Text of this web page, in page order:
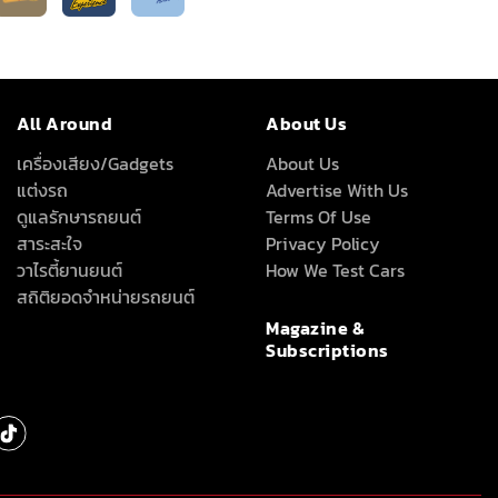
All Around
เครื่องเสียง/Gadgets
แต่งรถ
ดูแลรักษารถยนต์
สาระสะใจ
วาไรตี้ยานยนต์
สถิติยอดจำหน่ายรถยนต์
About Us
About Us
Advertise With Us
Terms Of Use
Privacy Policy
How We Test Cars
Magazine &
Subscriptions